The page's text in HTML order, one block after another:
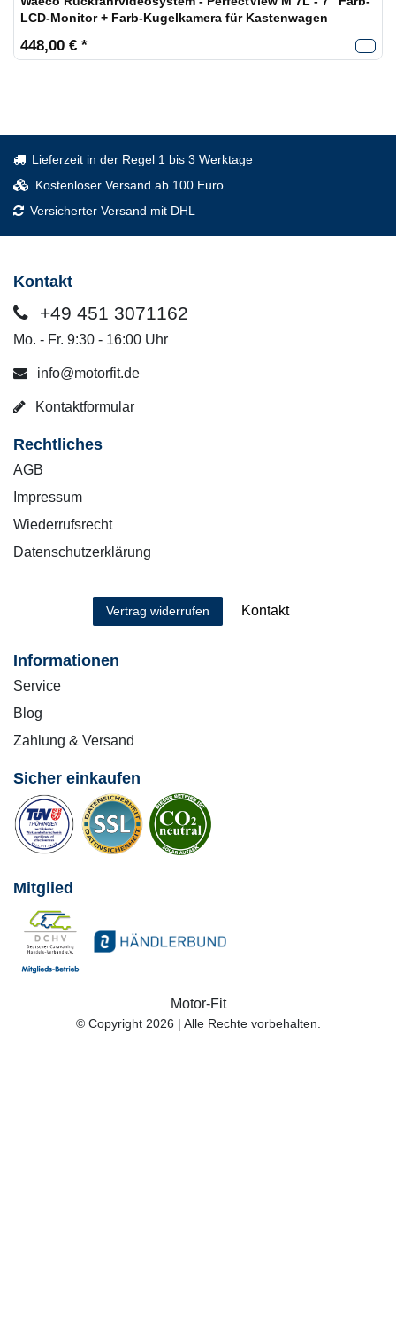
LCD-Monitor + Farb-Kugelkamera für Kastenwagen
448,00 € *
Lieferzeit in der Regel 1 bis 3 Werktage
Kostenloser Versand ab 100 Euro
Versicherter Versand mit DHL
Kontakt
+49 451 3071162
Mo. - Fr. 9:30 - 16:00 Uhr
info@motorfit.de
Kontaktformular
Rechtliches
AGB
Impressum
Wiederrufsrecht
Datenschutzerklärung
Vertrag widerrufen Kontakt
Informationen
Service
Blog
Zahlung & Versand
Sicher einkaufen
Mitglied
Motor-Fit
© Copyright 2026 | Alle Rechte vorbehalten.